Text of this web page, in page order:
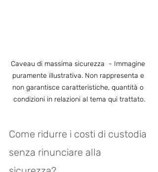
Caveau di massima sicurezza  - Immagine
puramente illustrativa. Non rappresenta e
non garantisce caratteristiche, quantità o
condizioni in relazioni al tema qui trattato.
Come ridurre i costi di custodia
senza rinunciare alla